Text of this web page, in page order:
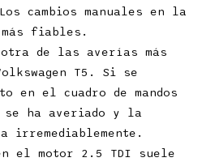
cambios manuales en la
más fiables.
de las averías más
T5. Si se
en el cuadro de mandos
se ha averiado y la
irremediablemente.
el motor 2.5 TDI suele